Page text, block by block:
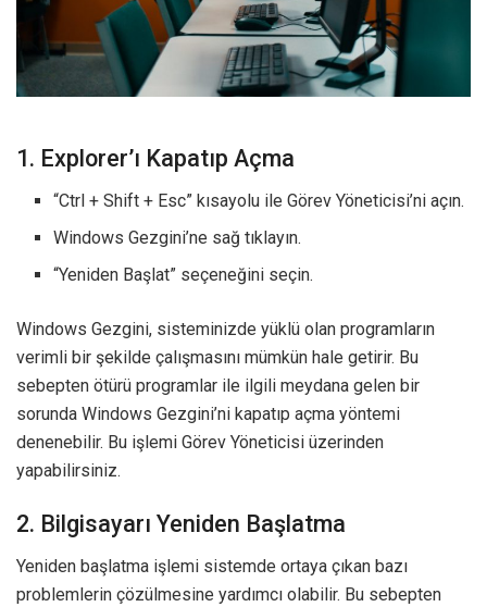
1. Explorer’ı Kapatıp Açma
“Ctrl + Shift + Esc” kısayolu ile Görev Yöneticisi’ni açın.
Windows Gezgini’ne sağ tıklayın.
“Yeniden Başlat” seçeneğini seçin.
Windows Gezgini, sisteminizde yüklü olan programların
verimli bir şekilde çalışmasını mümkün hale getirir. Bu
sebepten ötürü programlar ile ilgili meydana gelen bir
sorunda Windows Gezgini’ni kapatıp açma yöntemi
denenebilir. Bu işlemi Görev Yöneticisi üzerinden
yapabilirsiniz.
2. Bilgisayarı Yeniden Başlatma
Yeniden başlatma işlemi sistemde ortaya çıkan bazı
problemlerin çözülmesine yardımcı olabilir. Bu sebepten